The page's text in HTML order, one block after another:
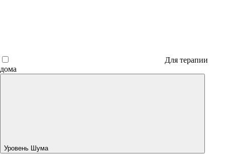
Для терапии
дома
Уровень Шума